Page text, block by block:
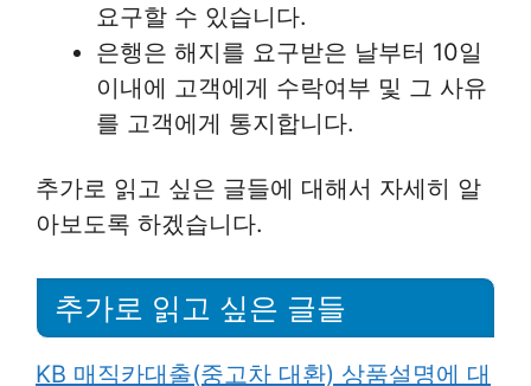
요구할 수 있습니다.
은행은 해지를 요구받은 날부터 10일
이내에 고객에게 수락여부 및 그 사유
를 고객에게 통지합니다.
추가로 읽고 싶은 글들에 대해서 자세히 알
아보도록 하겠습니다.
추가로 읽고 싶은 글들
KB 매직카대출(중고차 대환) 상품설명에 대